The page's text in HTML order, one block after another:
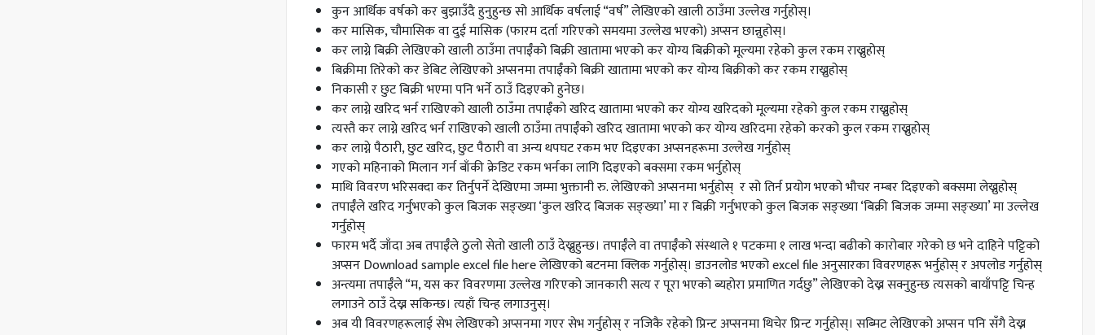
कुन आर्थिक वर्षको कर बुझाउँदै हुनुहुन्छ सो आर्थिक वर्षलाई “वर्ष” लेखिएको खाली ठाउँमा उल्लेख गर्नुहोस्।
कर मासिक, चौमासिक वा दुई मासिक (फारम दर्ता गरिएको समयमा उल्लेख भएको) अप्सन छान्नुहोस्।
कर लाग्ने बिक्री लेखिएको खाली ठाउँमा तपाईँको बिक्री खातामा भएको कर योग्य बिक्रीको मूल्यमा रहेको कुल रकम राख्नुहोस्
बिक्रीमा तिरेको कर डेबिट लेखिएको अप्सनमा तपाईँको बिक्री खातामा भएको कर योग्य बिक्रीको कर रकम राख्नुहोस्
निकासी र छुट बिक्री भएमा पनि भर्ने ठाउँ दिइएको हुनेछ।
कर लाग्ने खरिद भर्न राखिएको खाली ठाउँमा तपाईँको खरिद खातामा भएको कर योग्य खरिदको मूल्यमा रहेको कुल रकम राख्नुहोस्
त्यस्तै कर लाग्ने खरिद भर्न राखिएको खाली ठाउँमा तपाईँको खरिद खातामा भएको कर योग्य खरिदमा रहेको करको कुल रकम राख्नुहोस्
कर लाग्ने पैठारी, छुट खरिद, छुट पैठारी वा अन्य थपघट रकम भए दिइएका अप्सनहरूमा उल्लेख गर्नुहोस्
गएको महिनाको मिलान गर्न बाँकी क्रेडिट रकम भर्नका लागि दिइएको बक्समा रकम भर्नुहोस्
माथि विवरण भरिसक्दा कर तिर्नुपर्ने देखिएमा जम्मा भुक्तानी रु. लेखिएको अप्सनमा भर्नुहोस् र सो तिर्न प्रयोग भएको भौचर नम्बर दिइएको बक्समा लेख्नुहोस्
तपाईँले खरिद गर्नुभएको कुल बिजक सङ्ख्या ‘कुल खरिद बिजक सङ्ख्या’ मा र बिक्री गर्नुभएको कुल बिजक सङ्ख्या ‘बिक्री बिजक जम्मा सङ्ख्या’ मा उल्लेख
गर्नुहोस्
फारम भर्दै जाँदा अब तपाईँले ठुलो सेतो खाली ठाउँ देख्नुहुन्छ। तपाईँले वा तपाईँको संस्थाले १ पटकमा १ लाख भन्दा बढीको कारोबार गरेको छ भने दाहिने पट्टिको
अप्सन Download sample excel file here लेखिएको बटनमा क्लिक गर्नुहोस्। डाउनलोड भएको excel file अनुसारका विवरणहरू भर्नुहोस् र अपलोड गर्नुहोस्
अन्त्यमा तपाईँले “म, यस कर विवरणमा उल्लेख गरिएको जानकारी सत्य र पूरा भएको ब्यहोरा प्रमाणित गर्दछु” लेखिएको देख्न सक्नुहुन्छ त्यसको बायाँपट्टि चिन्ह
लगाउने ठाउँ देख्न सकिन्छ। त्यहाँ चिन्ह लगाउनुस्।
अब यी विवरणहरूलाई सेभ लेखिएको अप्सनमा गएर सेभ गर्नुहोस् र नजिकै रहेको प्रिन्ट अप्सनमा थिचेर प्रिन्ट गर्नुहोस्। सब्मिट लेखिएको अप्सन पनि सँगै देख्न